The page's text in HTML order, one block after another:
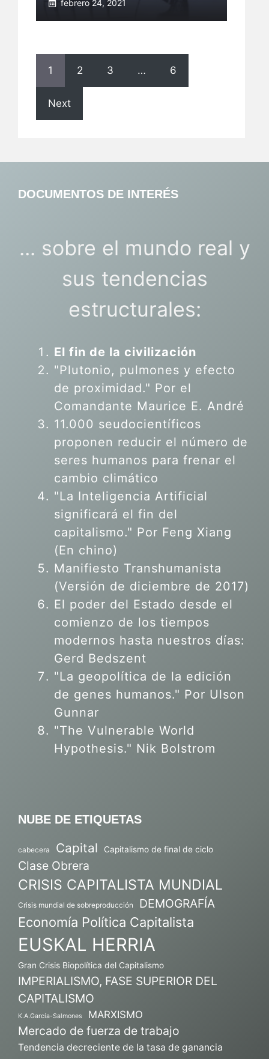
febrero 24, 2021
1 2 3 … 6
Next
DOCUMENTOS DE INTERÉS
... sobre el mundo real y
sus tendencias
estructurales:
El fin de la civilización
"Plutonio, pulmones y efecto
de proximidad." Por el
Comandante Maurice E. André
11.000 seudocientíficos
proponen reducir el número de
seres humanos para frenar el
cambio climático
"La Inteligencia Artificial
significará el fin del
capitalismo." Por Feng Xiang
(En chino)
Manifiesto Transhumanista
(Versión de diciembre de 2017)
El poder del Estado desde el
comienzo de los tiempos
modernos hasta nuestros días:
Gerd Bedszent
"La geopolítica de la edición
de genes humanos." Por Ulson
Gunnar
"The Vulnerable World
Hypothesis." Nik Bolstrom
NUBE DE ETIQUETAS
cabecera Capital Capitalismo de final de ciclo
Clase Obrera
CRISIS CAPITALISTA MUNDIAL
Crisis mundial de sobreproducción DEMOGRAFÍA
Economía Política Capitalista
EUSKAL HERRIA
Gran Crisis Biopolítica del Capitalismo
IMPERIALISMO, FASE SUPERIOR DEL
CAPITALISMO
K.A.García-Salmones MARXISMO
Mercado de fuerza de trabajo
Tendencia decreciente de la tasa de ganancia